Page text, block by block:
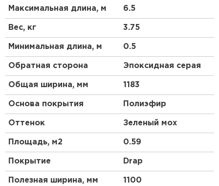
Максимальная длина, м 6.5
Вес, кг 3.75
Минимальная длина, м 0.5
Обратная сторона Эпоксидная серая
Общая ширина, мм 1183
Основа покрытия Полиэфир
Оттенок Зеленый мох
Площадь, м2 0.59
Покрытие Drap
Полезная ширина, мм 1100